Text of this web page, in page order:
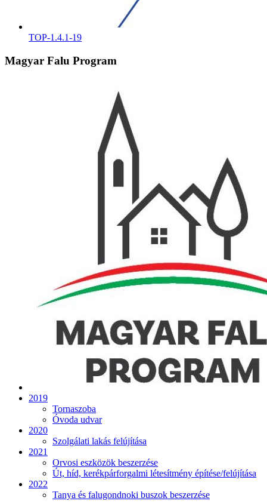
TOP-1.4.1-19
Magyar Falu Program
2019
Tornaszoba
Óvoda udvar
2020
Szolgálati lakás felújítása
2021
Orvosi eszközök beszerzése
Út, híd, kerékpárforgalmi létesítmény építése/felújítása
2022
Tanya és falugondnoki buszok beszerzése